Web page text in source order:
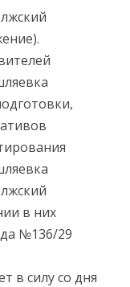
в них
№136/29
в силу со дня